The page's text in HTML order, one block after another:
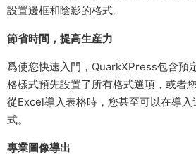
設置邊框和陰影的格式。
節省時間，提高生産力
爲使您快速入門，QuarkXPress包含預
格樣式預先設置了所有格式選項，或者
從Excel導入表格時，您甚至可以在導
式。
專業圖像導出